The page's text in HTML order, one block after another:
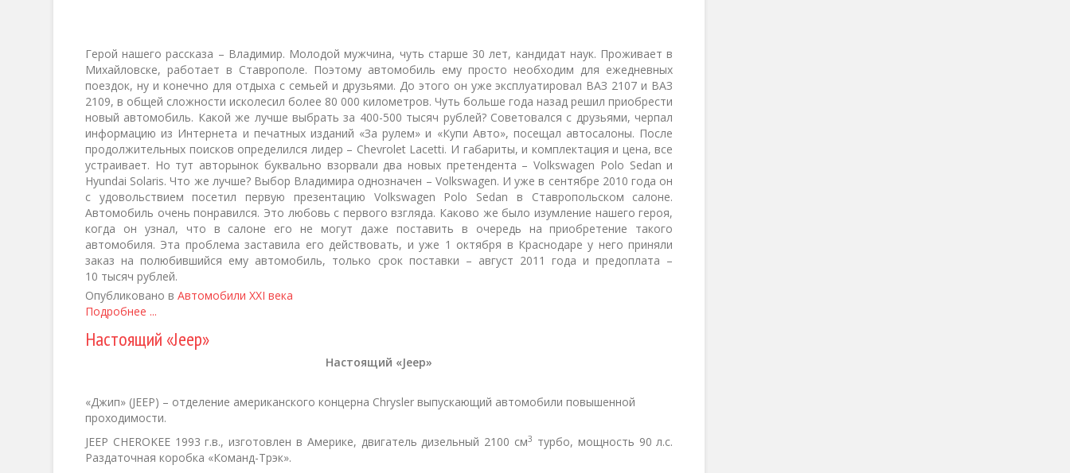
Герой нашего рассказа – Владимир. Молодой мужчина, чуть старше 30 лет, кандидат наук. Проживает в
Михайловске, работает в Ставрополе. Поэтому автомобиль ему просто необходим для ежедневных
поездок, ну и конечно для отдыха с семьей и друзьями. До этого он уже эксплуатировал ВАЗ 2107 и ВАЗ
2109, в общей сложности исколесил более 80 000 километров. Чуть больше года назад решил приобрести
новый автомобиль. Какой же лучше выбрать за 400-500 тысяч рублей? Советовался с друзьями, черпал
информацию из Интернета и печатных изданий «За рулем» и «Купи Авто», посещал автосалоны. После
продолжительных поисков определился лидер – Chevrolet Lacetti. И габариты, и комплектация и цена, все
устраивает. Но тут авторынок буквально взорвали два новых претендента – Volkswagen Polo Sedan и
Hyundai Solaris. Что же лучше? Выбор Владимира однозначен – Volkswagen. И уже в сентябре 2010 года он
с удовольствием посетил первую презентацию Volkswagen Polo Sedan в Ставропольском салоне.
Автомобиль очень понравился. Это любовь с первого взгляда. Каково же было изумление нашего героя,
когда он узнал, что в салоне его не могут даже поставить в очередь на приобретение такого
автомобиля. Эта проблема заставила его действовать, и уже 1 октября в Краснодаре у него приняли
заказ на полюбившийся ему автомобиль, только срок поставки – август 2011 года и предоплата –
10 тысяч рублей.
Опубликовано в Автомобили XXI века
Подробнее ...
Настоящий «Jeep»
Настоящий «Jeep»
«Джип» (JEEP) – отделение американского концерна Chrysler выпускающий автомобили повышенной
проходимости.
JEEP СHEROKEE 1993 г.в., изготовлен в Америке, двигатель дизельный 2100 см3 турбо, мощность 90 л.с.
Раздаточная коробка «Команд-Трэк».